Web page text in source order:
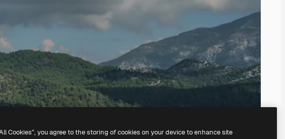
Cookies”, you agree to the storing of cookies on your device to enhance site